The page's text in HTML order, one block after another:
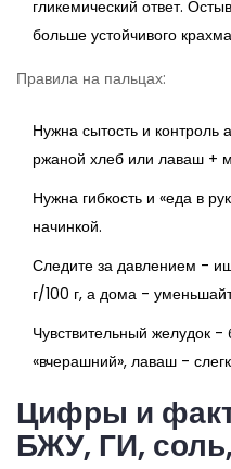
гликемический ответ.
больше устойчивого
Правила на пальцах:
Нужна сытость и контроль
ржаной хлеб или лаваш +
Нужна гибкость и «еда в
начинкой.
Следите за давлением -
г/100 г, а дома -
Чувствительный желудок -
«вчерашний», лаваш -
Цифры и
БЖУ, ГИ,